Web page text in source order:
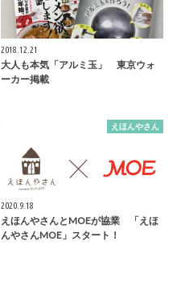
2018.12.21
大人も本気「アルミ玉」 東京ウォ
ーカー掲載
えほんやさん
2020.9.18
えほんやさんとMOEが協業 「えほ
んやさんMOE」スタート！